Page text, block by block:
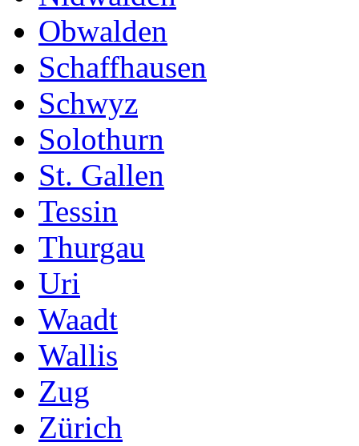
Obwalden
Schaffhausen
Schwyz
Solothurn
St. Gallen
Tessin
Thurgau
Uri
Waadt
Wallis
Zug
Zürich